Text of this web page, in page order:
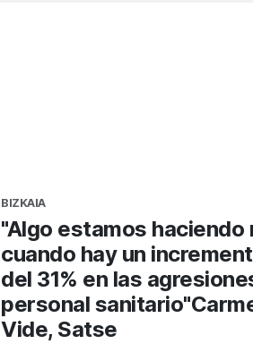
BIZKAIA
"Algo estamos haciendo
cuando hay un
del 31% en las
personal
Vide, Satse